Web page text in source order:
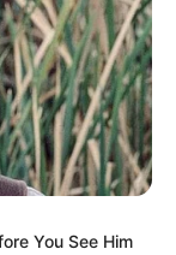
You See Him